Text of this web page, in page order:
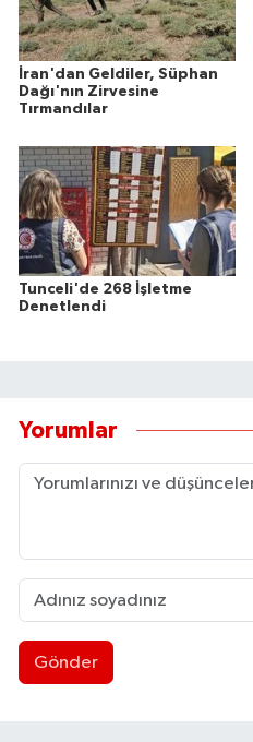
İran'dan Geldiler, Süphan
Dağı'nın Zirvesine
Tırmandılar
Tunceli'de 268 İşletme
Denetlendi
Yorumlar
Gönder